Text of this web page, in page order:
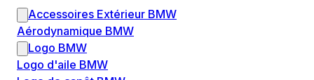
Accessoires Extérieur BMW
Aérodynamique BMW
Logo BMW
Logo d'aile BMW